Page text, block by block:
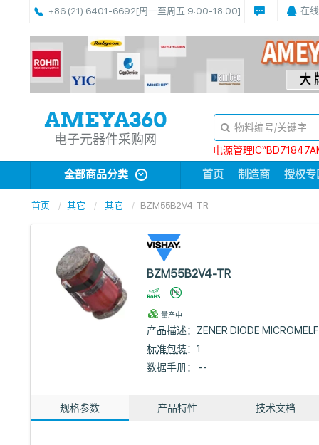
+86 (21) 6401-6692[周一至周五 9:00-18:00] 在
电子元器件采购网
电源管理
全部商品分类 首页 制造商 授权专
首页 其它 其它 BZM55B2V4-TR
BZM55B2V4-TR
量产中
产品描述： ZENER DIODE
标准包装：1
数据手册： --
规格参数 产品特性 技术文档